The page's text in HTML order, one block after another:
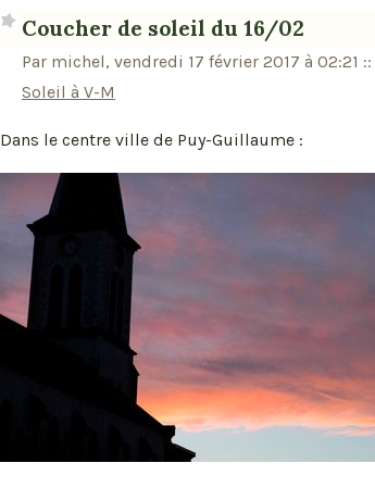
Coucher de soleil du 16/02
Par michel, vendredi 17 février 2017 à 02:21 ::
Soleil à V-M
Dans le centre ville de Puy-Guillaume :